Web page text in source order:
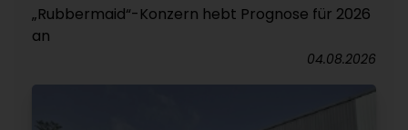
„Rubbermaid“-Konzern hebt Prognose für 2026
an
04.08.2026